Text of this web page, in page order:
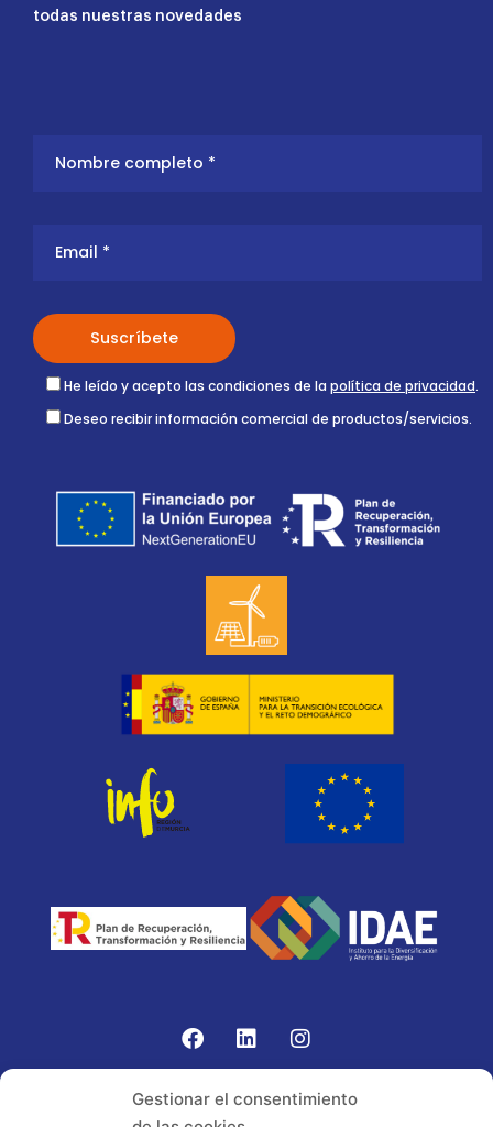
Gestionar el consentimiento
todas nuestras novedades
He leído y acepto las condiciones de la política de privacidad.
Deseo recibir información comercial de productos/servicios.